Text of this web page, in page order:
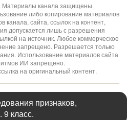
Материалы канала защищены
либо копирование материалов
канала, сайта, ссылок на контент,
допускается лишь с разрешения
на источник. Любое коммерческое
запрещено. Разрешается только
Использование материалов сайта
ИИ запрещено.
на оригинальный контент.
признаков,
класс.